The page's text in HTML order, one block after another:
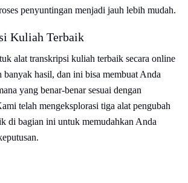
penyuntingan menjadi jauh lebih mudah.
Kuliah Terbaik
alat transkripsi kuliah terbaik secara online
banyak hasil, dan ini bisa membuat Anda
yang benar-benar sesuai dengan
telah mengeksplorasi tiga alat pengubah
di bagian ini untuk memudahkan Anda